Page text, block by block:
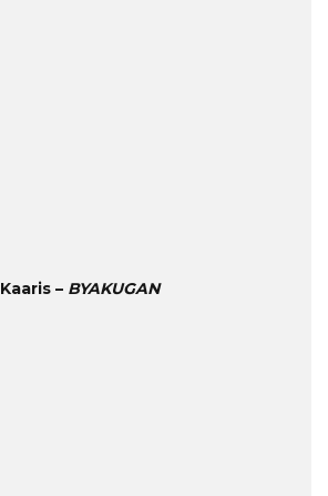
Kaaris – BYAKUGAN